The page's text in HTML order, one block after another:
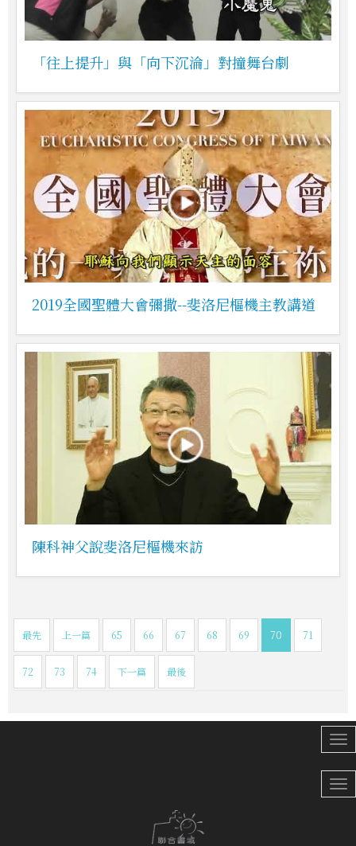
「往上提升」與「向下沉淪」對撞舞台劇
2019全國聖體大會彌撒--斐洛尼樞機主教講道
陳科神父說斐洛尼樞機來訪
最先 上一篇 65 66 67 68 69 70 71
72 73 74 下一篇 最後